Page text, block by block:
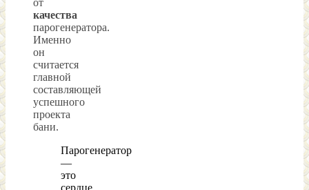
от
качества
парогенератора.
Именно
он
считается
главной
составляющей
успешного
проекта
бани.
Парогенератор
—
это